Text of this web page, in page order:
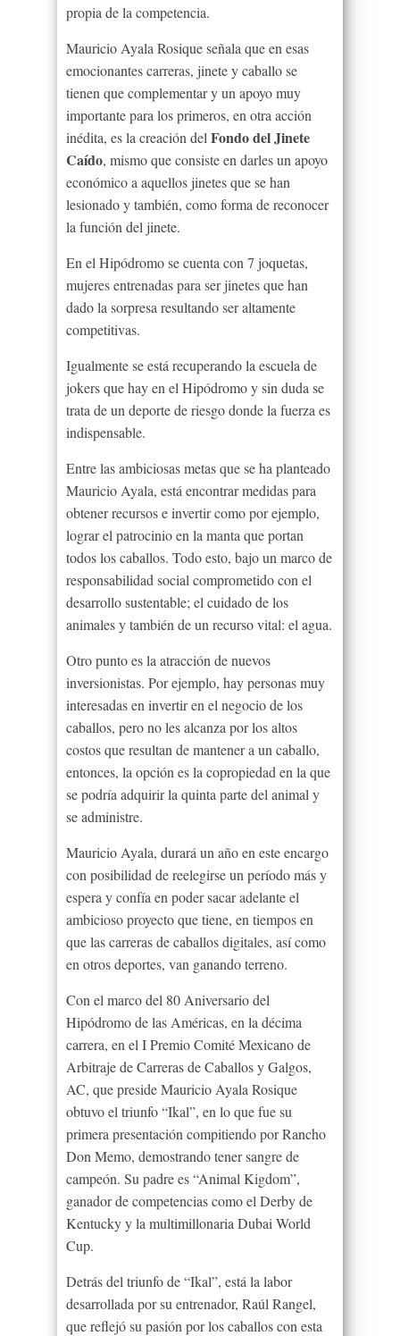
propia de la competencia.
Mauricio Ayala Rosique señala que en esas
emocionantes carreras, jinete y caballo se
tienen que complementar y un apoyo muy
importante para los primeros, en otra acción
inédita, es la creación del Fondo del Jinete
Caído, mismo que consiste en darles un apoyo
económico a aquellos jinetes que se han
lesionado y también, como forma de reconocer
la función del jinete.
En el Hipódromo se cuenta con 7 joquetas,
mujeres entrenadas para ser jinetes que han
dado la sorpresa resultando ser altamente
competitivas.
Igualmente se está recuperando la escuela de
jokers que hay en el Hipódromo y sin duda se
trata de un deporte de riesgo donde la fuerza es
indispensable.
Entre las ambiciosas metas que se ha planteado
Mauricio Ayala, está encontrar medidas para
obtener recursos e invertir como por ejemplo,
lograr el patrocinio en la manta que portan
todos los caballos. Todo esto, bajo un marco de
responsabilidad social comprometido con el
desarrollo sustentable; el cuidado de los
animales y también de un recurso vital: el agua.
Otro punto es la atracción de nuevos
inversionistas. Por ejemplo, hay personas muy
interesadas en invertir en el negocio de los
caballos, pero no les alcanza por los altos
costos que resultan de mantener a un caballo,
entonces, la opción es la copropiedad en la que
se podría adquirir la quinta parte del animal y
se administre.
Mauricio Ayala, durará un año en este encargo
con posibilidad de reelegirse un período más y
espera y confía en poder sacar adelante el
ambicioso proyecto que tiene, en tiempos en
que las carreras de caballos digitales, así como
en otros deportes, van ganando terreno.
Con el marco del 80 Aniversario del
Hipódromo de las Américas, en la décima
carrera, en el I Premio Comité Mexicano de
Arbitraje de Carreras de Caballos y Galgos,
AC, que preside Mauricio Ayala Rosique
obtuvo el triunfo “Ikal”, en lo que fue su
primera presentación compitiendo por Rancho
Don Memo, demostrando tener sangre de
campeón. Su padre es “Animal Kigdom”,
ganador de competencias como el Derby de
Kentucky y la multimillonaria Dubai World
Cup.
Detrás del triunfo de “Ikal”, está la labor
desarrollada por su entrenador, Raúl Rangel,
que reflejó su pasión por los caballos con esta